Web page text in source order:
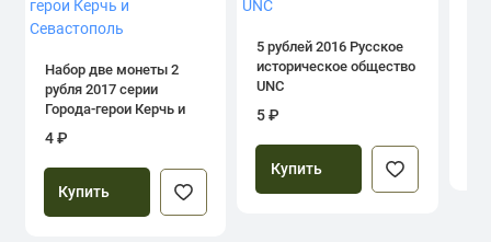
Набор две монеты 2
рубля 2017 серии
Города-герои Керчь и
4 ₽
Купить
5 рублей 2016 Русское
историческое общество
UNC
5 ₽
Купить